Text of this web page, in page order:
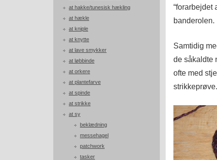
at hakke/tunesisk hækling
at hækle
at kniple
at knytte
at lave smykker
at løbbinde
at orkere
at plantefarve
at spinde
at strikke
at sy
beklædning
messehagel
patchwork
tasker
“forarbejdet
banderolen.
Samtidig
de såkaldte
ofte med